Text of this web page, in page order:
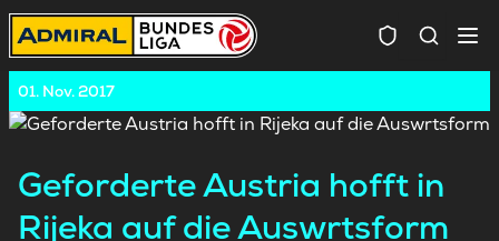
01. Nov. 2017
Geforderte Austria hofft in
Rijeka auf die Auswrtsform